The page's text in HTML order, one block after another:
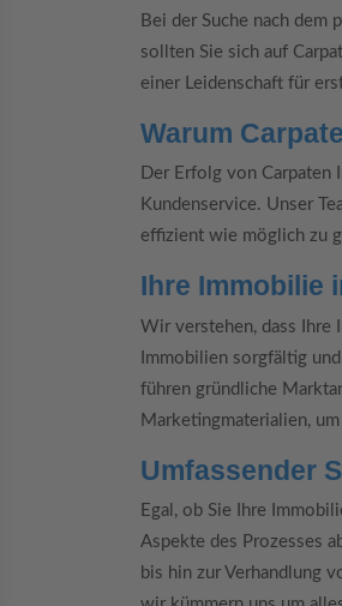
Bei der Suche nach dem
sollten Sie sich auf
einer Leidenschaft für
Warum
Der Erfolg von Carpaten
Kundenservice. Unser
effizient wie möglich zu
Ihre Immobilie
Wir verstehen, dass Ihre
Immobilien sorgfältig
führen gründliche
Marketingmaterialien,
Umfassender
Egal, ob Sie Ihre
Aspekte des Prozesses
bis hin zur Verhandlung